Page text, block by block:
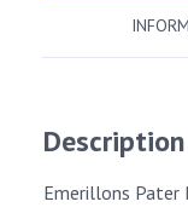
Description
Emerillons